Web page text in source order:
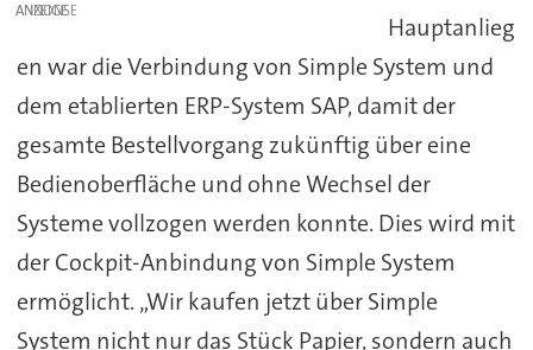
ANZEIGE
Hauptanlieg
en war die Verbindung von Simple System und
dem etablierten ERP-System SAP, damit der
gesamte Bestellvorgang zukünftig über eine
Bedienoberfläche und ohne Wechsel der
Systeme vollzogen werden konnte. Dies wird mit
der Cockpit-Anbindung von Simple System
ermöglicht. „Wir kaufen jetzt über Simple
System nicht nur das Stück Papier, sondern auch